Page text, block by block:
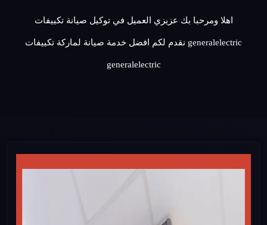
اهلا ومرحبا بك عزيزي العميل في توكيل صيانة تكييفات
generalelectric نقدم لكم افضل خدمة صيانة لماركة تكييفات
generalelectric